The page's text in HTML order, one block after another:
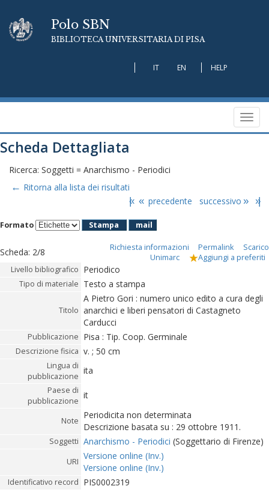
Polo SBN
BIBLIOTECA UNIVERSITARIA DI PISA
IT EN HELP
Scheda Dettagliata
Ricerca: Soggetti = Anarchismo - Periodici
← Ritorna alla lista dei risultati
|« « precedente successivo » »|
Formato Stampa mail
Scheda: 2/8 Richiesta informazioni Permalink
Scarico
Unimarc
Aggiungi a preferiti
Livello bibliografico Periodico
Tipo di materiale Testo a stampa
Titolo
A Pietro Gori : numero unico edito a cura degli
anarchici e liberi pensatori di Castagneto
Carducci
Pubblicazione Pisa : Tip. Coop. Germinale
Descrizione fisica v. ; 50 cm
Lingua di
pubblicazione
ita
Paese di
pubblicazione
it
Note
Periodicita non determinata
Descrizione basata su : 29 ottobre 1911.
Soggetti Anarchismo - Periodici (Soggettario di Firenze)
URI
Versione online (Inv.)
Versione online (Inv.)
Identificativo record PIS0002319